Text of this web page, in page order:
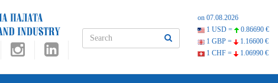
on 07.08.2026
1 USD =
0.86690 €
1 GBP =
1.16600 €
1 CHF =
1.06990 €